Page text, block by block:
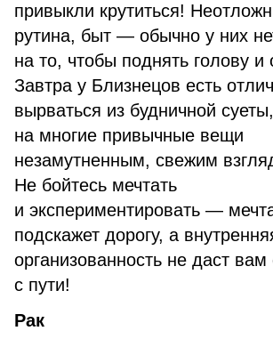
привыкли крутиться!
рутина, быт — обычно у них
на то, чтобы поднять голову и
Завтра у Близнецов есть
вырваться из будничной
на многие привычные вещи
незамутненным, свежим
Не бойтесь мечтать
и экспериментировать —
подскажет дорогу, а
организованность не даст вам
с пути!
Рак